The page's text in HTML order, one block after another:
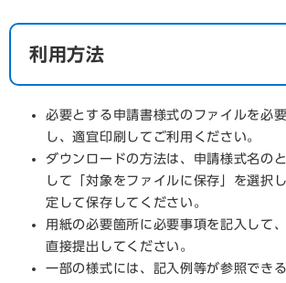
利用方法
必要とする申請書様式のファイルを必
し、適宜印刷してご利用ください。
ダウンロードの方法は、申請様式名の
して「対象をファイルに保存」を選択
定して保存してください。
用紙の必要箇所に必要事項を記入して
直接提出してください。
一部の様式には、記入例等が参照でき